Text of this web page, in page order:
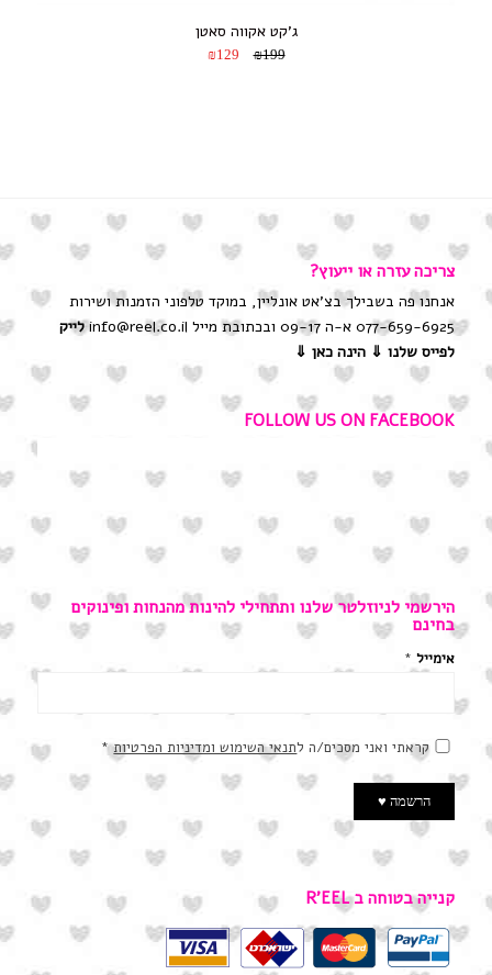
ג’קט אקווה סאטן
₪199
₪129
צריכה עזרה או ייעוץ?
אנחנו פה בשבילך בצ'אט אונליין, במוקד טלפוני הזמנות ושירות
077-659-6925 א-ה 09-17 ובכתובת מייל info@reel.co.il
לייק
לפייס שלנו ⇓ הינה כאן ⇓
FOLLOW US ON FACEBOOK
הירשמי לניוזלטר שלנו ותתחילי להינות מהנחות ופינוקים
בחינם
אימייל *
קראתי ואני מסכים/ה לתנאי השימוש ומדיניות הפרטיות*
קנייה בטוחה ב R’EEL